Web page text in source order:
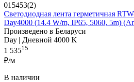
015453(2)
Светодиодная лента герметичная
Day4000 (14.4 W/m, IP65, 5060, 5m)
Произведено в Беларуси
Day | Дневной 4000 K
1 53515
₽/м
В наличии